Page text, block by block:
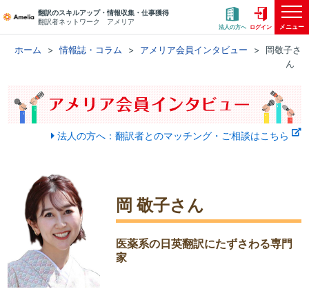
翻訳のスキルアップ・情報収集・仕事獲得
翻訳者ネットワーク アメリア
法人の方へ ログイン メニュー
ホーム 情報誌・コラム アメリア会員インタビュー
岡敬子さ
ん
法人の方へ：翻訳者とのマッチング・ご相談はこちら
岡 敬子さん
医薬系の日英翻訳にたずさわる専門
家